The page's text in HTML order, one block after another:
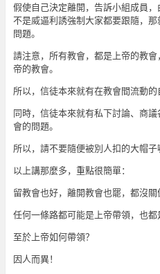
假使自己決定離開，告訴小組成員
不是威逼利誘強制大家都要跟隨，
問題。
請注意，所有教會，都是上帝的教
帝的教會。
所以，信徒本來就有在教會間流動的
同時，信徒本來就有私下討論、商
會的問題。
所以，請不要隨便被別人扣的大帽子
以上講那麼多，重點很簡單：
留教會也好，離開教會也罷，都沒關
任何一條路都可能是上帝帶領，也都
至於上帝如何帶領？
因人而異！